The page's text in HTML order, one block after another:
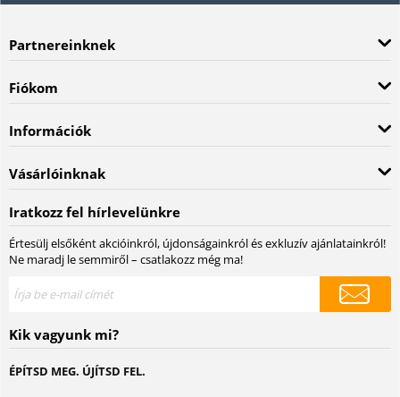
Partnereinknek
Fiókom
Információk
Vásárlóinknak
Iratkozz fel hírlevelünkre
Értesülj elsőként akcióinkról, újdonságainkról és exkluzív ajánlatainkról!
Ne maradj le semmiről – csatlakozz még ma!
Kik vagyunk mi?
ÉPÍTSD MEG. ÚJÍTSD FEL.